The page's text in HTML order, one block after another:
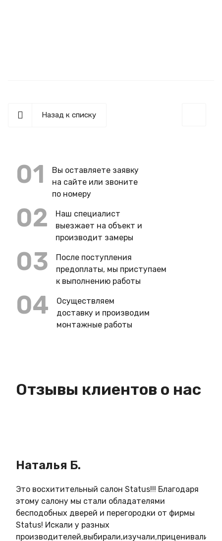
Назад к списку
01
Вы оставляете заявку
на сайте или звоните
по номеру
02
Наш специалист
выезжает на объект и
производит замеры
03
После поступления
предоплаты, мы приступаем
к выполнению работы
04
Осуществляем
доставку и производим
монтажные работы
Отзывы клиентов о нас
Наталья Б.
Это восхитительный салон Status!!! Благодаря
этому салону мы стали обладателями
бесподобных дверей и перегородки от фирмы
Status! Искали у разных